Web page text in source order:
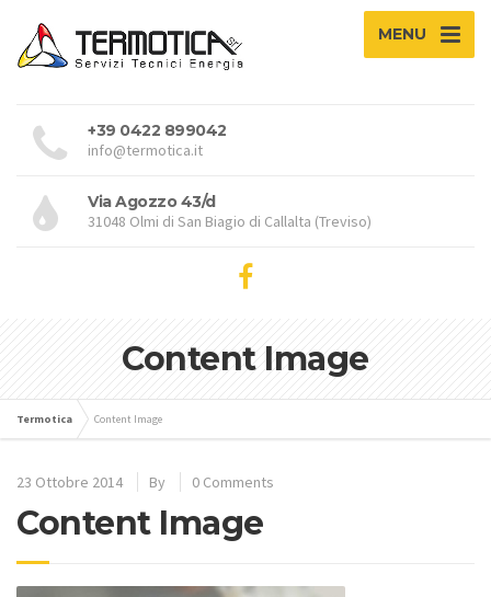
MENU
+39 0422 899042
info@termotica.it
Via Agozzo 43/d
31048 Olmi di San Biagio di Callalta (Treviso)
Content Image
Termotica Content Image
23 Ottobre 2014 By 0 Comments
Content Image